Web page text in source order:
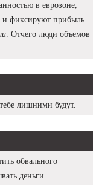
в еврозоне,
и фиксируют прибыль
. Отчего люди объемов
лишними будут.
обвального
деньги